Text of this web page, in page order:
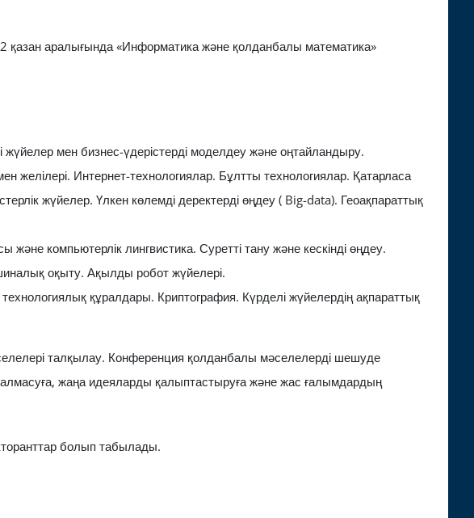
қазан аралығында «Информатика және қолданбалы математика»
мен бизнес-үдерістерді моделдеу және оңтайландыру.
желілері. Интернет-технологиялар. Бұлтты технологиялар. Қатарласа
жүйелер. Үлкен көлемді деректерді өңдеу ( Big-data). Геоақпараттық
компьютерлік лингвистика. Суретті тану және кескінді өңдеу.
оқыту. Ақылды робот жүйелері.
құралдары. Криптография. Күрделі жүйелердің ақпараттық
талқылау. Конференция қолданбалы мәселелерді шешуде
алмасуға, жаңа идеяларды қалыптастыруға және жас ғалымдардың
болып табылады.